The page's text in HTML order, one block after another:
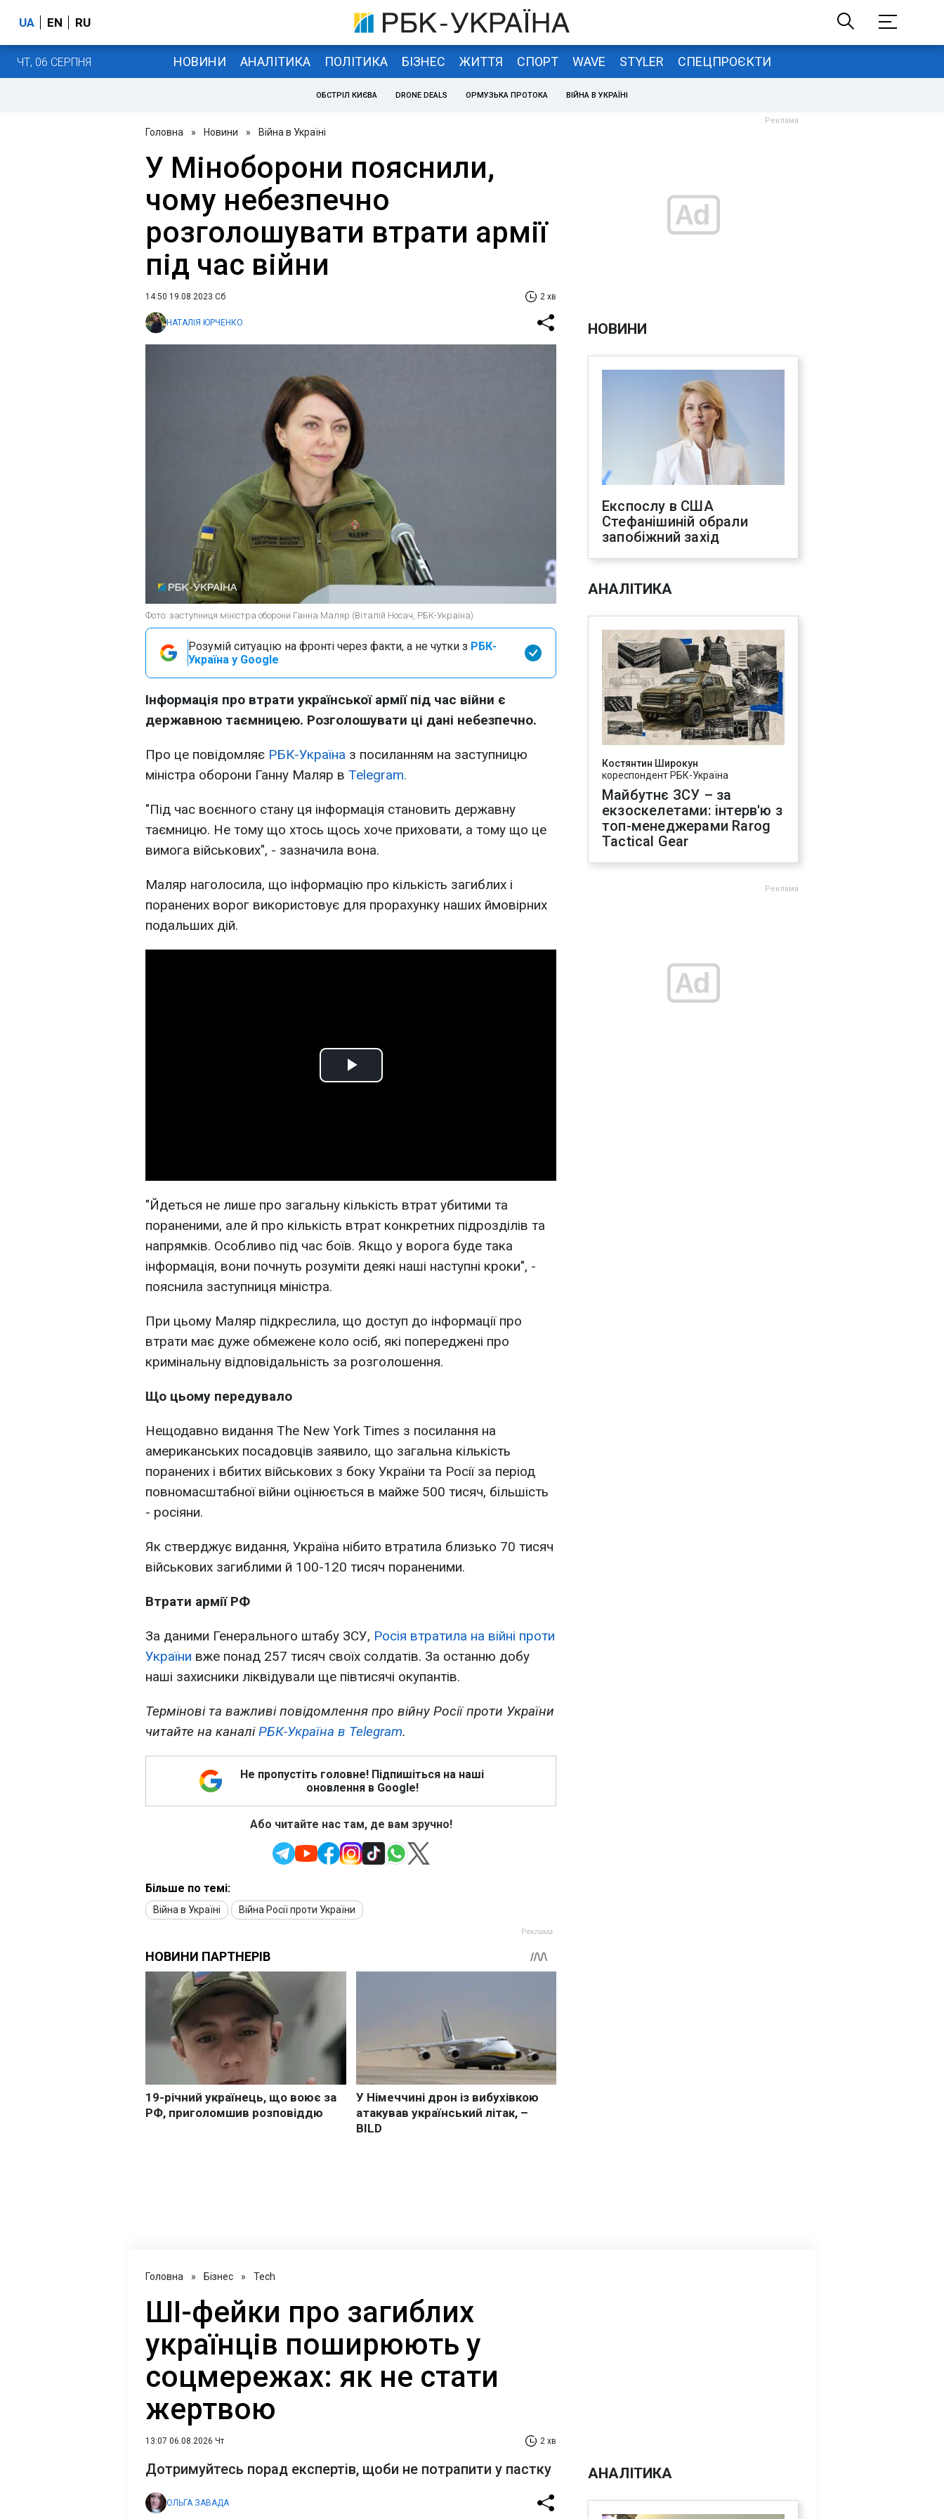
UA EN RU
ЧТ, 06 СЕРПНЯ НОВИНИ АНАЛІТИКА ПОЛІТИКА БІЗНЕС ЖИТТЯ СПОРТ WAVE STYLER СПЕЦПРОЄКТИ
ОБСТРІЛ КИЄВА DRONE DEALS ОРМУЗЬКА ПРОТОКА ВІЙНА В УКРАЇНІ
Головна » Новини » Війна в Україні
У Міноборони пояснили,
чому небезпечно
розголошувати втрати армії
під час війни
14:50 19.08.2023 Сб 2 хв
НАТАЛІЯ ЮРЧЕНКО
Фото: заступниця міністра оборони Ганна Маляр (Віталій Носач, РБК-Україна)
Розумій ситуацію на фронті через факти, а не чутки з РБК-
Україна у Google
Інформація про втрати української армії під час війни є
державною таємницею. Розголошувати ці дані небезпечно.
Про це повідомляє РБК-Україна з посиланням на заступницю
міністра оборони Ганну Маляр в Telegram.
"Під час воєнного стану ця інформація становить державну
таємницю. Не тому що хтось щось хоче приховати, а тому що це
вимога військових", - зазначила вона.
Маляр наголосила, що інформацію про кількість загиблих і
поранених ворог використовує для прорахунку наших ймовірних
подальших дій.
Play
"Йдеться не лише про загальну кількість втрат убитими та
пораненими, але й про кількість втрат конкретних підрозділів та
напрямків. Особливо під час боїв. Якщо у ворога буде така
інформація, вони почнуть розуміти деякі наші наступні кроки", -
пояснила заступниця міністра.
При цьому Маляр підкреслила, що доступ до інформації про
втрати має дуже обмежене коло осіб, які попереджені про
кримінальну відповідальність за розголошення.
Що цьому передувало
Нещодавно видання The New York Times з посилання на
американських посадовців заявило, що загальна кількість
поранених і вбитих військових з боку України та Росії за період
повномасштабної війни оцінюється в майже 500 тисяч, більшість
- росіяни.
Як стверджує видання, Україна нібито втратила близько 70 тисяч
військових загиблими й 100-120 тисяч пораненими.
Втрати армії РФ
За даними Генерального штабу ЗСУ, Росія втратила на війні проти
України вже понад 257 тисяч своїх солдатів. За останню добу
наші захисники ліквідували ще півтисячі окупантів.
Термінові та важливі повідомлення про війну Росії проти України
читайте на каналіРБК-Україна в Telegram.
Не пропустіть головне! Підпишіться на наші
оновлення в Google!
Або читайте нас там, де вам зручно!
Більше по темі:
Війна в Україні Війна Росії проти України
НОВИНИ
Експослу в США
Стефанішиній обрали
запобіжний захід
АНАЛІТИКА
Костянтин Широкун
кореспондент РБК-Україна
Майбутнє ЗСУ – за
екзоскелетами: інтерв'ю з
топ-менеджерами Rarog
Tactical Gear
Головна » Бізнес » Tech
ШІ-фейки про загиблих
українців поширюють у
соцмережах: як не стати
жертвою
13:07 06.08.2026 Чт 2 хв
Дотримуйтесь порад експертів, щоби не потрапити у пастку
ОЛЬГА ЗАВАДА
АНАЛІТИКА